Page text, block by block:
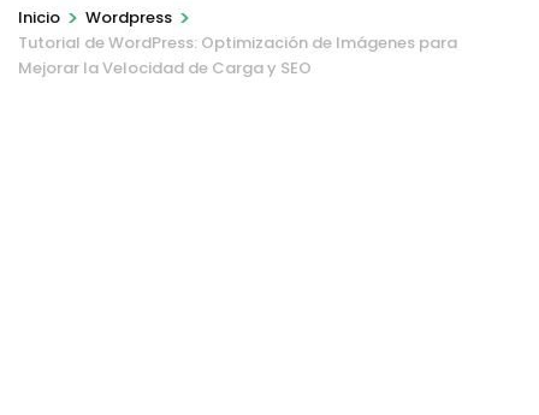
Inicio > Wordpress >
Tutorial de WordPress: Optimización de Imágenes para
Mejorar la Velocidad de Carga y SEO